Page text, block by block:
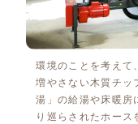
環境のことを考えて
増やさない木質チッ
湯」の給湯や床暖房
り巡らされたホース